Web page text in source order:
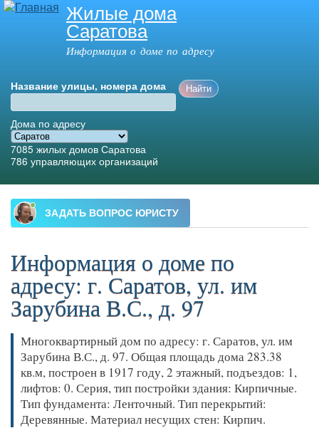
Перейти к
основному
содержанию
Жилые дома
Саратова
Информация о доме по адресу
Название улицы, номера дома
Дома по адресу
7085 жилых домов Саратова
786 управляющих организаций
Главное меню
Информация о доме по
адресу: г. Саратов, ул. им
Зарубина В.С., д. 97
Многоквартирный дом по адресу: г. Саратов, ул. им
Зарубина В.С., д. 97. Общая площадь дома 283.38
кв.м, построен в 1917 году, 2 этажный, подъездов: 1,
лифтов: 0. Серия, тип постройки здания: Кирпичные.
Тип фундамента: Ленточный. Тип перекрытий:
Деревянные. Материал несущих стен: Кирпич.